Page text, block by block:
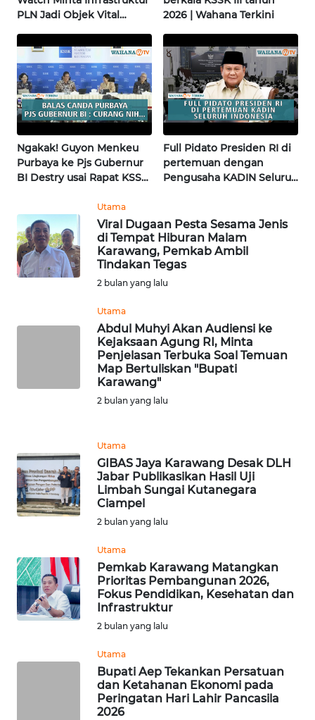
PLN Jadi Objek Vital
Research
2026 | Wahana Terkini
Ngakak! Guyon Menkeu
Purbaya ke Pjs Gubernur
BI Destry usai Rapat KSSK
Full Pidato Presiden RI di
pertemuan dengan
Pengusaha KADIN Seluruh
Utama
Viral Dugaan Pesta Sesama Jenis
di Tempat Hiburan Malam
Karawang, Pemkab Ambil
Tindakan Tegas
2 bulan yang lalu
Utama
Abdul Muhyi Akan Audiensi ke
Kejaksaan Agung RI, Minta
Penjelasan Terbuka Soal Temuan
Map Bertuliskan "Bupati
Karawang"
2 bulan yang lalu
Utama
GIBAS Jaya Karawang Desak DLH
Jabar Publikasikan Hasil Uji
Limbah Sungai Kutanegara
Ciampel
2 bulan yang lalu
Utama
Pemkab Karawang Matangkan
Prioritas Pembangunan 2026,
Fokus Pendidikan, Kesehatan dan
Infrastruktur
2 bulan yang lalu
Utama
Bupati Aep Tekankan Persatuan
dan Ketahanan Ekonomi pada
Peringatan Hari Lahir Pancasila
2026
KALTARA
KALSEL
WN
KALTIM
WN
SULSEL
GORONTALO
WN
SULUT
WN
DANAU
TOBA
WN
LANGKAT
SELATAN